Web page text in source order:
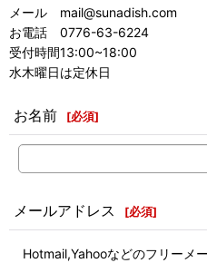
メール mail@sunadish.com
お電話 0776-63-6224
受付時間13:00~18:00
水木曜日は定休日
お名前 [必須]
メールアドレス [必須]
Hotmail,Yahooなどのフリーメ